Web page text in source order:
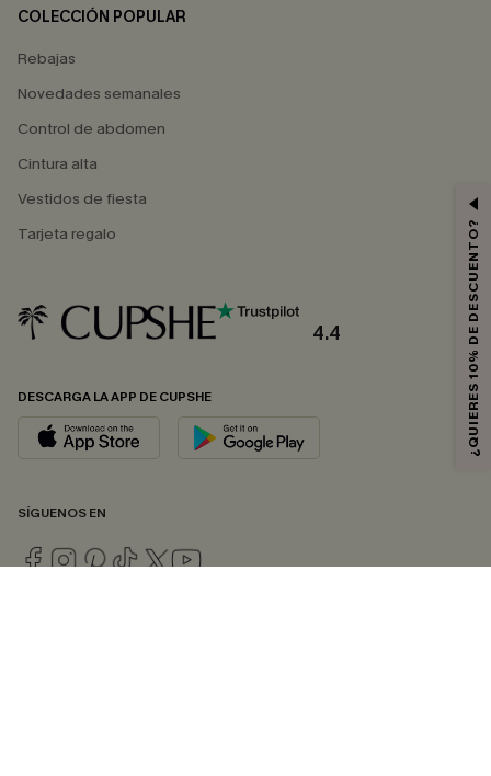
COLECCIÓN POPULAR
Rebajas
Novedades semanales
Control de abdomen
Cintura alta
Vestidos de fiesta
Tarjeta regalo
4.4
DESCARGA LA APP DE CUPSHE
SÍGUENOS EN
¿QUIERES 10% DE DESCUENTO?